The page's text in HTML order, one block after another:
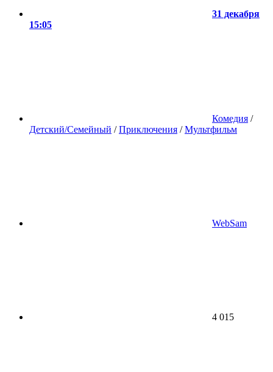
31 декабря
15:05
Комедия /
Детский/Семейный /Приключения /Мультфильм
WebSam
4 015